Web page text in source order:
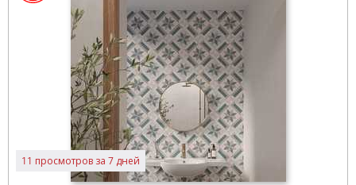
11 просмотров за 7 дней